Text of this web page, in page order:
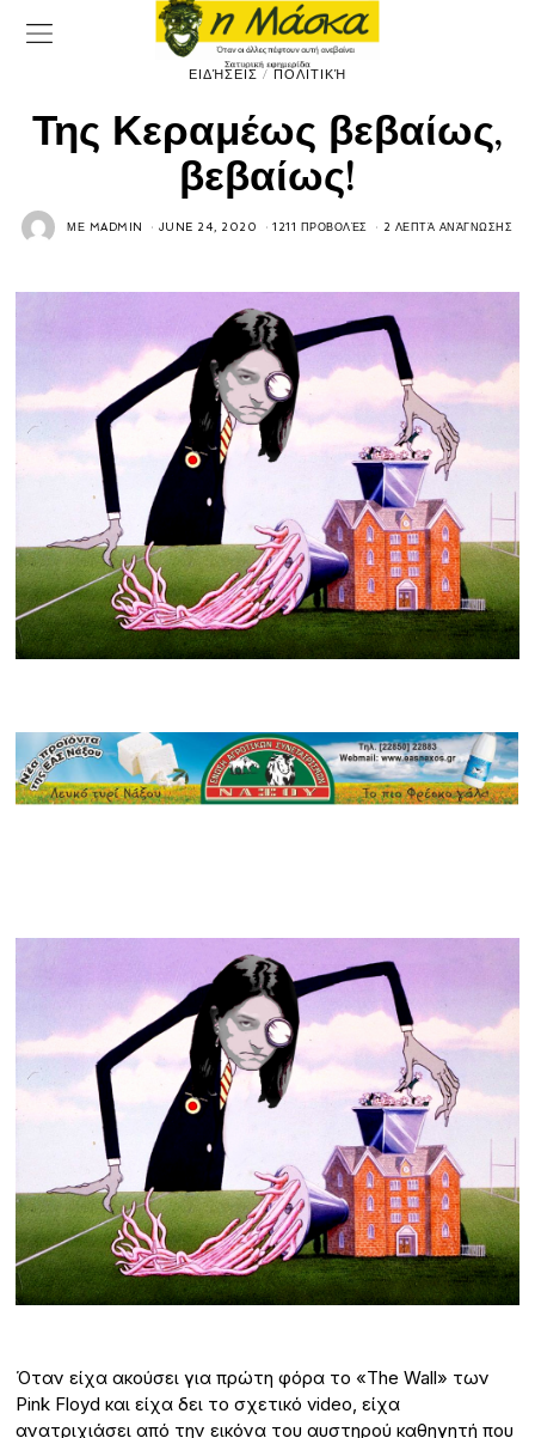
ΕΙΔΉΣΕΙΣ / ΠΟΛΙΤΙΚΉ
Της Κεραμέως βεβαίως,
βεβαίως!
ΜΕ MADMIN JUNE 24, 2020 1211 ΠΡΟΒΟΛΈΣ 2 ΛΕΠΤΆ ΑΝΆΓΝΩΣΗΣ
Όταν είχα ακούσει για πρώτη φόρα το «The Wall» των
Pink Floyd και είχα δει το σχετικό video, είχα
ανατριχιάσει από την εικόνα του αυστηρού καθηγητή που